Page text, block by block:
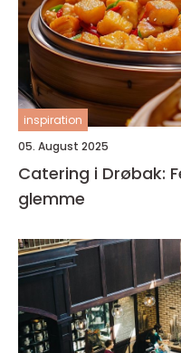
inspiration
05. August 2025
Catering i Drøbak:
glemme